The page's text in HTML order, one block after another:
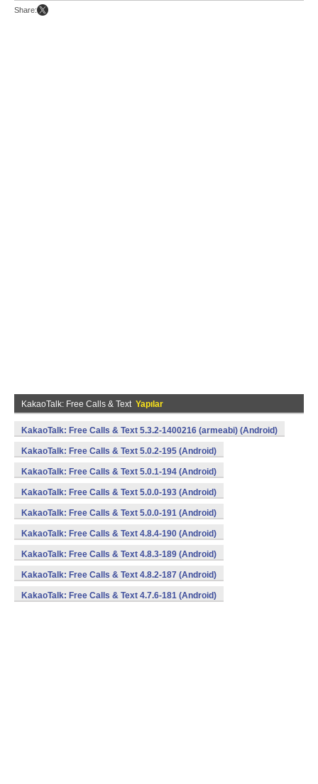
Share:
KakaoTalk: Free Calls & Text Yapılar
KakaoTalk: Free Calls & Text 5.3.2-1400216 (armeabi) (Android)
KakaoTalk: Free Calls & Text 5.0.2-195 (Android)
KakaoTalk: Free Calls & Text 5.0.1-194 (Android)
KakaoTalk: Free Calls & Text 5.0.0-193 (Android)
KakaoTalk: Free Calls & Text 5.0.0-191 (Android)
KakaoTalk: Free Calls & Text 4.8.4-190 (Android)
KakaoTalk: Free Calls & Text 4.8.3-189 (Android)
KakaoTalk: Free Calls & Text 4.8.2-187 (Android)
KakaoTalk: Free Calls & Text 4.7.6-181 (Android)